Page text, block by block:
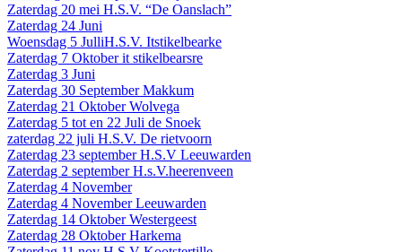
Zaterdag 20 mei H.S.V. “De Oanslach”
Zaterdag 24 Juni
Woensdag 5 JulliH.S.V. Itstikelbearke
Zaterdag 7 Oktober it stikelbearsre
Zaterdag 3 Juni
Zaterdag 30 September Makkum
Zaterdag 21 Oktober Wolvega
Zaterdag 5 tot en 22 Juli de Snoek
zaterdag 22 juli H.S.V. De rietvoorn
Zaterdag 23 september H.S.V Leeuwarden
Zaterdag 2 september H.s.V.heerenveen
Zaterdag 4 November
Zaterdag 4 November Leeuwarden
Zaterdag 14 Oktober Westergeest
Zaterdag 28 Oktober Harkema